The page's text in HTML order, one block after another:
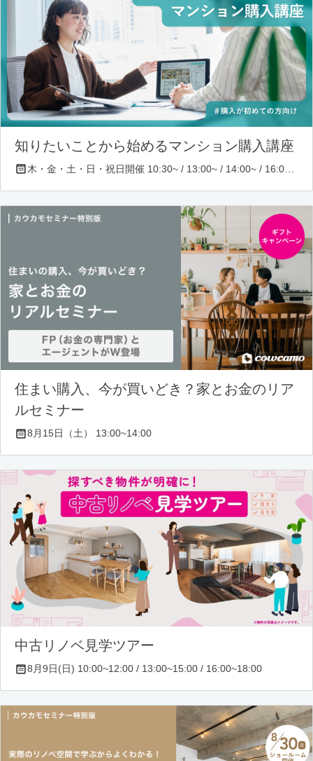
知りたいことから始めるマンション購入講座
住まい購入、今が買いどき？家とお金のリア
ルセミナー
8月15日（土） 13:00~14:00
中古リノベ見学ツアー
8月9日(日) 10:00~12:00 / 13:00~15:00 / 16:00~18:00